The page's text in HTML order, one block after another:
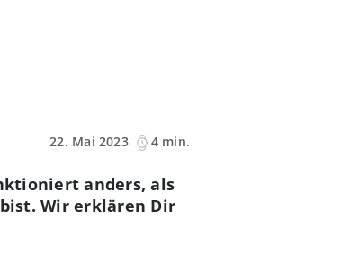
22. Mai 2023
4 min.
anders, als
Wir erklären Dir